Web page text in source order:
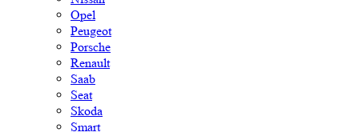
Opel
Peugeot
Porsche
Renault
Saab
Seat
Skoda
Smart